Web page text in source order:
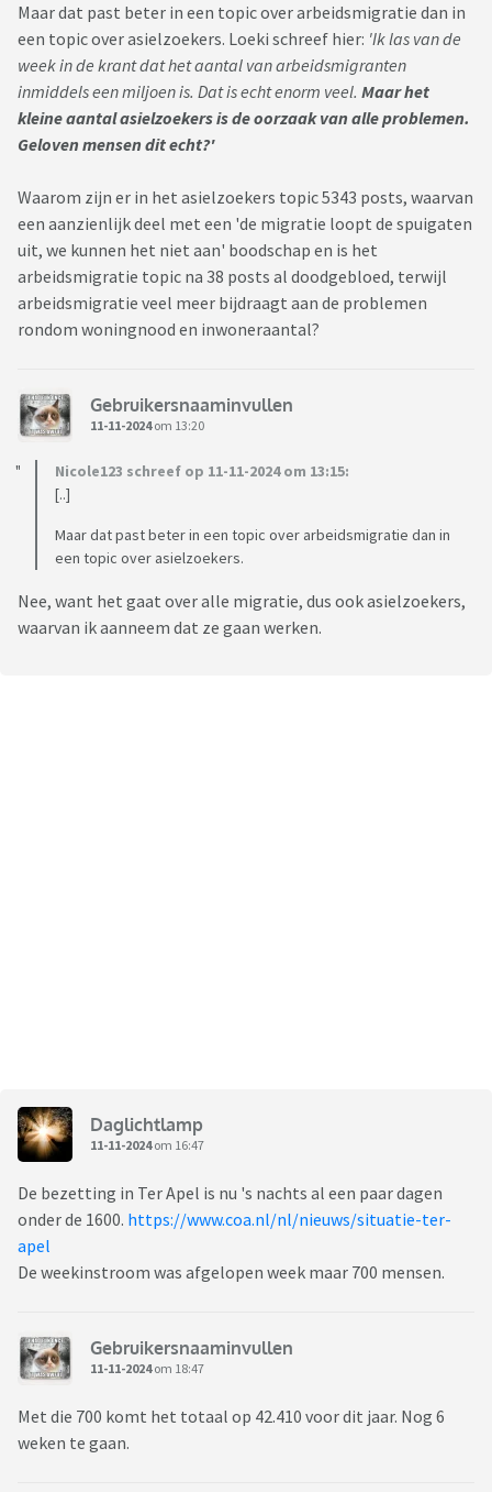
Maar dat past beter in een topic over arbeidsmigratie dan in
een topic over asielzoekers. Loeki schreef hier: 'Ik las van de
week in de krant dat het aantal van arbeidsmigranten
inmiddels een miljoen is. Dat is echt enorm veel. Maar het
kleine aantal asielzoekers is de oorzaak van alle problemen.
Geloven mensen dit echt?'
Waarom zijn er in het asielzoekers topic 5343 posts, waarvan
een aanzienlijk deel met een 'de migratie loopt de spuigaten
uit, we kunnen het niet aan' boodschap en is het
arbeidsmigratie topic na 38 posts al doodgebloed, terwijl
arbeidsmigratie veel meer bijdraagt aan de problemen
rondom woningnood en inwoneraantal?
Gebruikersnaaminvullen
11-11-2024om 13:20
Nicole123 schreef op 11-11-2024 om 13:15:
[..]
Maar dat past beter in een topic over arbeidsmigratie dan in
een topic over asielzoekers.
Nee, want het gaat over alle migratie, dus ook asielzoekers,
waarvan ik aanneem dat ze gaan werken.
Daglichtlamp
11-11-2024om 16:47
De bezetting in Ter Apel is nu 's nachts al een paar dagen
onder de 1600. https://www.coa.nl/nl/nieuws/situatie-ter-
apel
De weekinstroom was afgelopen week maar 700 mensen.
Gebruikersnaaminvullen
11-11-2024om 18:47
Met die 700 komt het totaal op 42.410 voor dit jaar. Nog 6
weken te gaan.